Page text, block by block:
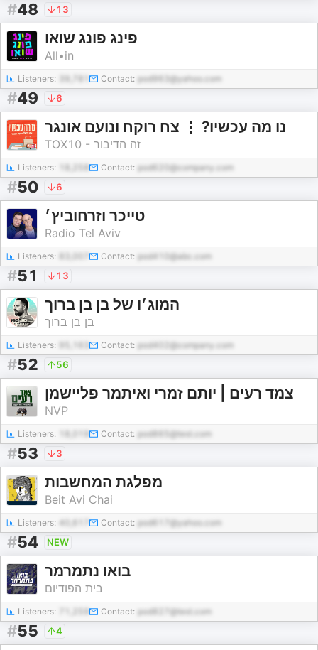
#48 13
פינג פונג שואו
All•in
Listeners: Contact: pod963@yahoo.com
#49 6
נו מה עכשיו? ⋮ צח רוקח ונועם אונגר
TOX10 - זה הדיבור
Listeners: Contact: pod620@company.com
#50 6
טייכר וזרחוביץ׳
Radio Tel Aviv
Listeners: Contact: pod410@abc.com
#51 13
המוג׳ו של בן בן ברוך
בן בן ברוך
Listeners: Contact: pod402@company.com
#52 56
צמד רעים | יותם זמרי ואיתמר פליישמן
NVP
Listeners: Contact: pod865@test.com
#53 3
מפלגת המחשבות
Beit Avi Chai
Listeners: 40,617 Contact: pod617@yahoo.com
#54 NEW
בואו נתמרמר
בית הפודיום
Listeners: Contact: pod827@test.com
#55 4